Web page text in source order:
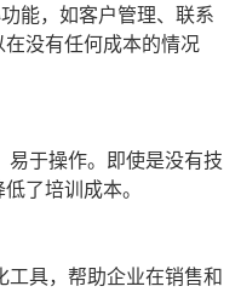
能，如客户管理、联系
没有任何成本的情况
于操作。即使是没有技
了培训成本。
具，帮助企业在销售和